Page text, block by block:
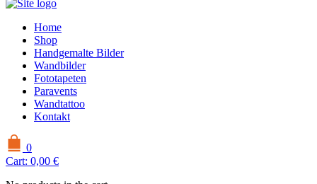
Home
Shop
Handgemalte Bilder
Wandbilder
Fototapeten
Paravents
Wandtattoo
Kontakt
0
Cart: 0,00 €